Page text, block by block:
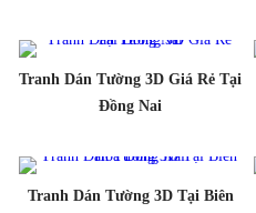
Tranh Dán Tường 3D Giá Rẻ Tại
Đồng Nai
Tranh Dán Tường 3D Tại Biên